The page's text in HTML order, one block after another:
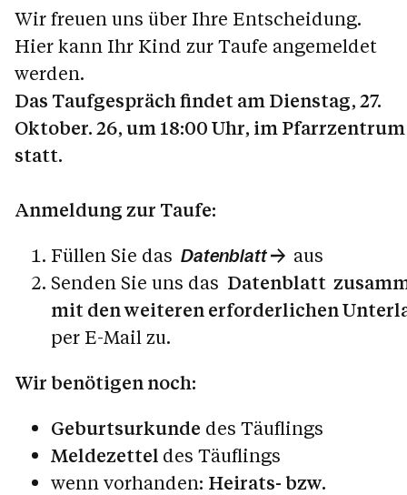
Wir freuen uns über Ihre Entscheidung.
Hier kann Ihr Kind zur Taufe angemeldet
werden.
Das Taufgespräch findet am Dienstag, 27.
Oktober. 26, um 18:00 Uhr, im Pfarrzentrum
statt.
Anmeldung zur Taufe:
Füllen Sie das Datenblatt
aus
Senden Sie uns das Datenblatt
mit den weiteren erforderlichen
per E-Mail zu.
Wir benötigen noch:
Geburtsurkunde des Täuflings
Meldezettel des Täuflings
wenn vorhanden: Heirats- bzw.